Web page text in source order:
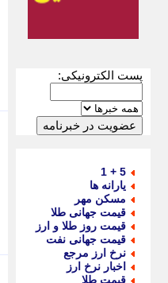
پست الکترونیکی:
5 + 1
یارانه ها
مسکن مهر
قیمت جهانی طلا
قیمت روز طلا و ارز
قیمت جهانی نفت
نرخ ارز مرجع
اخبار نرخ ارز
قیمت طلا